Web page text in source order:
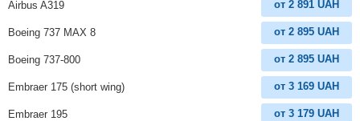
Airbus A319 от 2 891 UAH
Boeing 737 MAX 8 от 2 895 UAH
Boeing 737-800 от 2 895 UAH
Embraer 175 (short wing) от 3 169 UAH
Embraer 195 от 3 179 UAH